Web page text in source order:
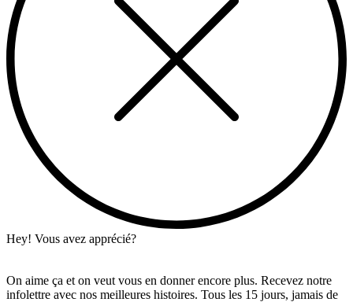
Hey! Vous avez apprécié?
On aime ça et on veut vous en donner encore plus. Recevez notre
infolettre avec nos meilleures histoires. Tous les 15 jours, jamais de